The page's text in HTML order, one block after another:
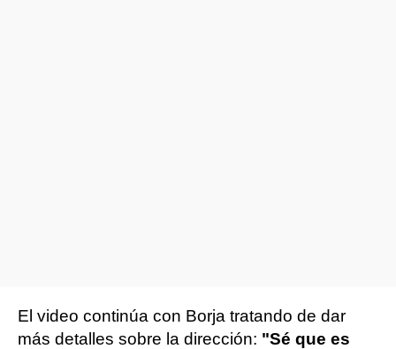
El video continúa con Borja tratando de dar
más detalles sobre la dirección: "Sé que es